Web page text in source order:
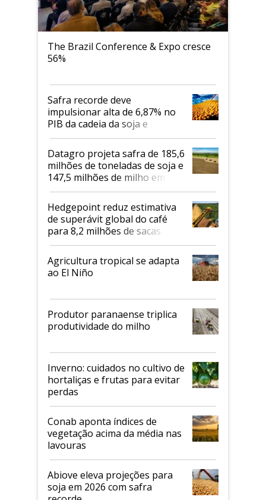
The Brazil Conference & Expo cresce
56%
Safra recorde deve
impulsionar alta de 6,87% no
PIB da cadeia da soja e
biodiesel em 2026
Datagro projeta safra de 185,6
milhões de toneladas de soja e
147,5 milhões de milho em
2026/27
Hedgepoint reduz estimativa
de superávit global do café
para 8,2 milhões de sacas
Agricultura tropical se adapta
ao El Niño
Produtor paranaense triplica
produtividade do milho
Inverno: cuidados no cultivo de
hortaliças e frutas para evitar
perdas
Conab aponta índices de
vegetação acima da média nas
lavouras
Abiove eleva projeções para
soja em 2026 com safra